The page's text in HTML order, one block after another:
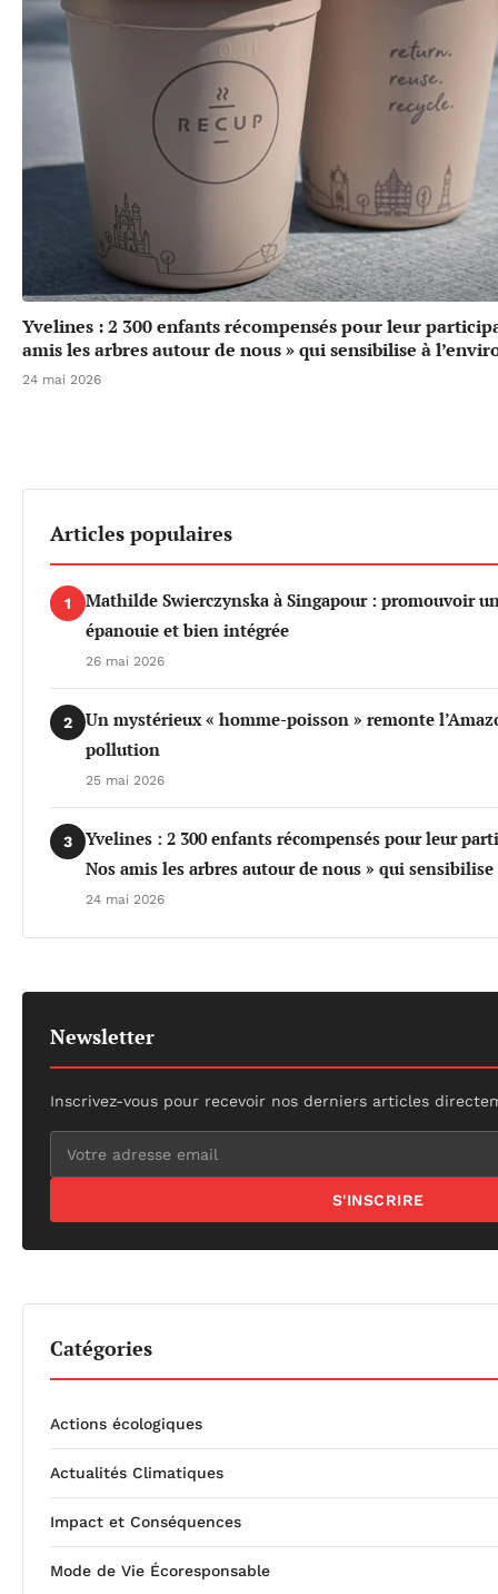
Yvelines : 2 300 enfants récompensés pour leur
amis les arbres autour de nous » qui sensibilise à
24 mai 2026
Articles populaires
1
Mathilde Swierczynska à Singapour : promouvoir
épanouie et bien intégrée
26 mai 2026
2
Un mystérieux « homme-poisson » remonte
pollution
25 mai 2026
3
Yvelines : 2 300 enfants récompensés pour leur
Nos amis les arbres autour de nous » qui
24 mai 2026
Newsletter
Inscrivez-vous pour recevoir nos derniers articles
S'INSCRIRE
Catégories
Actions écologiques
Actualités Climatiques
Impact et Conséquences
Mode de Vie Écoresponsable